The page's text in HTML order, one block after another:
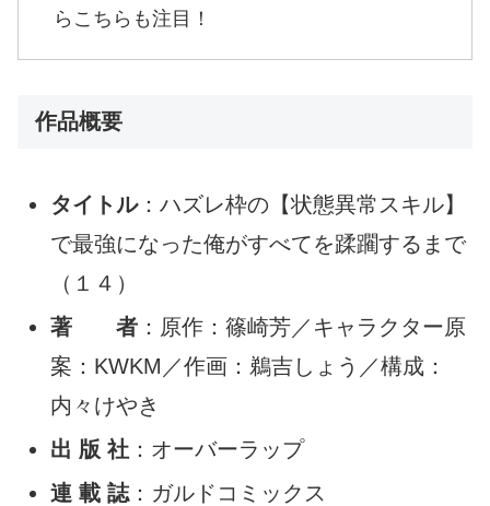
らこちらも注目！
作品概要
タイトル：ハズレ枠の【状態異常スキル】
で最強になった俺がすべてを蹂躙するまで
（１４）
著 者 ：原作：篠崎芳／キャラクター原
案：KWKM／作画：鵜吉しょう／構成：
内々けやき
出 版 社 ：オーバーラップ
連 載 誌：ガルドコミックス